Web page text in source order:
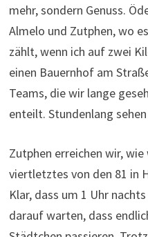
viertletztes von den 81 in
Klar, dass um 1 Uhr
darauf warten, dass
Kilometer vor dem Ort
Die Einwohner, die
Olympiasieger. Sogar die
Ort und drückt mir die
direkt vor Zutphen mit
zusammen durch den Ort
als 50 Kilometer an